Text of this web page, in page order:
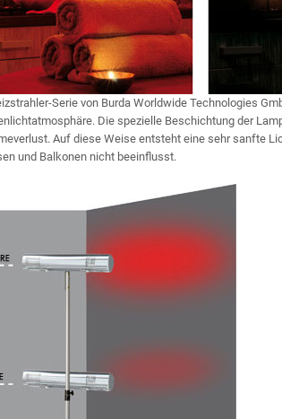
Serie von Burda Worldwide Technologies
Die spezielle Beschichtung der
Auf diese Weise entsteht eine sehr sanfte
und Balkonen nicht beeinflusst.